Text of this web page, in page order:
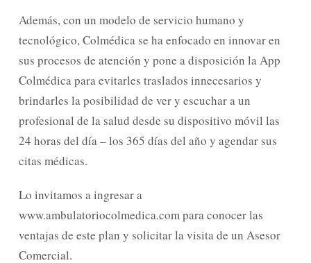
Además, con un modelo de servicio humano y
tecnológico, Colmédica se ha enfocado en innovar en
sus procesos de atención y pone a disposición la App
Colmédica para evitarles traslados innecesarios y
brindarles la posibilidad de ver y escuchar a un
profesional de la salud desde su dispositivo móvil las
24 horas del día – los 365 días del año y agendar sus
citas médicas.
Lo invitamos a ingresar a
www.ambulatoriocolmedica.com para conocer las
ventajas de este plan y solicitar la visita de un Asesor
Comercial.